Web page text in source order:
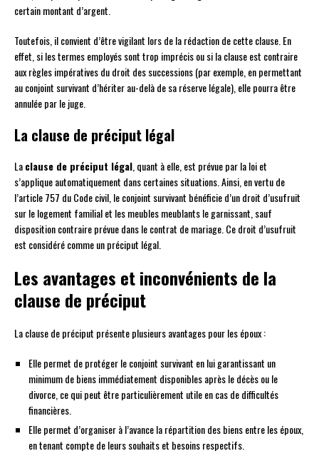
certain montant d’argent.
Toutefois, il convient d’être vigilant lors de la rédaction de cette clause. En
effet, si les termes employés sont trop imprécis ou si la clause est contraire
aux règles impératives du droit des successions (par exemple, en permettant
au conjoint survivant d’hériter au-delà de sa réserve légale), elle pourra être
annulée par le juge.
La clause de préciput légal
Laclause de préciput légal, quant à elle, est prévue par la loi et
s’applique automatiquement dans certaines situations. Ainsi, en vertu de
l’article 757 du Code civil, le conjoint survivant bénéficie d’un droit d’usufruit
sur le logement familial et les meubles meublants le garnissant, sauf
disposition contraire prévue dans le contrat de mariage. Ce droit d’usufruit
est considéré comme un préciput légal.
Les avantages et inconvénients de la
clause de préciput
La clause de préciput présente plusieurs avantages pour les époux :
Elle permet de protéger le conjoint survivant en lui garantissant un
minimum de biens immédiatement disponibles après le décès ou le
divorce, ce qui peut être particulièrement utile en cas de difficultés
financières.
Elle permet d’organiser à l’avance la répartition des biens entre les époux,
en tenant compte de leurs souhaits et besoins respectifs.